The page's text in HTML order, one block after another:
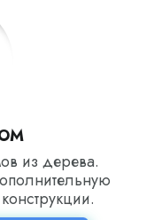
из дерева.